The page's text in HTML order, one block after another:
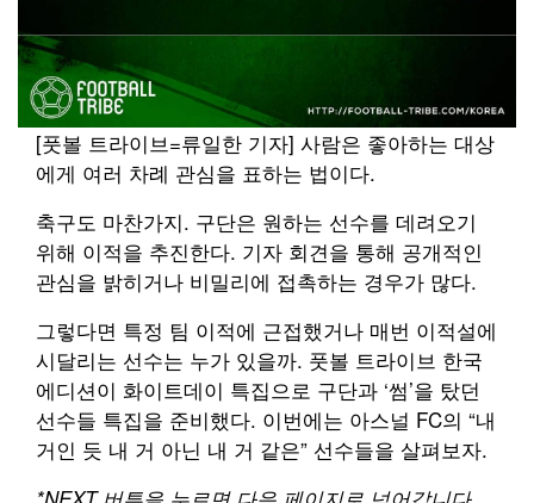
[풋볼 트라이브=류일한 기자] 사람은 좋아하는 대상
에게 여러 차례 관심을 표하는 법이다.
축구도 마찬가지. 구단은 원하는 선수를 데려오기
위해 이적을 추진한다. 기자 회견을 통해 공개적인
관심을 밝히거나 비밀리에 접촉하는 경우가 많다.
그렇다면 특정 팀 이적에 근접했거나 매번 이적설에
시달리는 선수는 누가 있을까. 풋볼 트라이브 한국
에디션이 화이트데이 특집으로 구단과 ‘썸’을 탔던
선수들 특집을 준비했다. 이번에는 아스널 FC의 “내
거인 듯 내 거 아닌 내 거 같은” 선수들을 살펴보자.